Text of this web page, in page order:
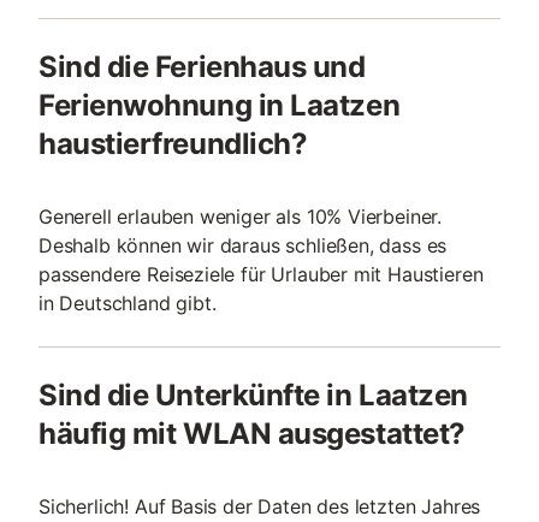
Sind die Ferienhaus und
Ferienwohnung in Laatzen
haustierfreundlich?
Generell erlauben weniger als 10% Vierbeiner.
Deshalb können wir daraus schließen, dass es
passendere Reiseziele für Urlauber mit Haustieren
in Deutschland gibt.
Sind die Unterkünfte in Laatzen
häufig mit WLAN ausgestattet?
Sicherlich! Auf Basis der Daten des letzten Jahres